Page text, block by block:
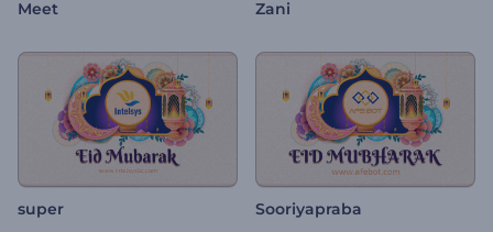
Meet Zani
super Sooriyapraba